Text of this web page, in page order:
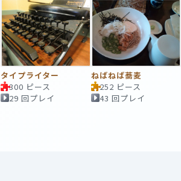
タイプライター
300 ピース
29 回プレイ
ねばねば蕎麦
252 ピース
43 回プレイ